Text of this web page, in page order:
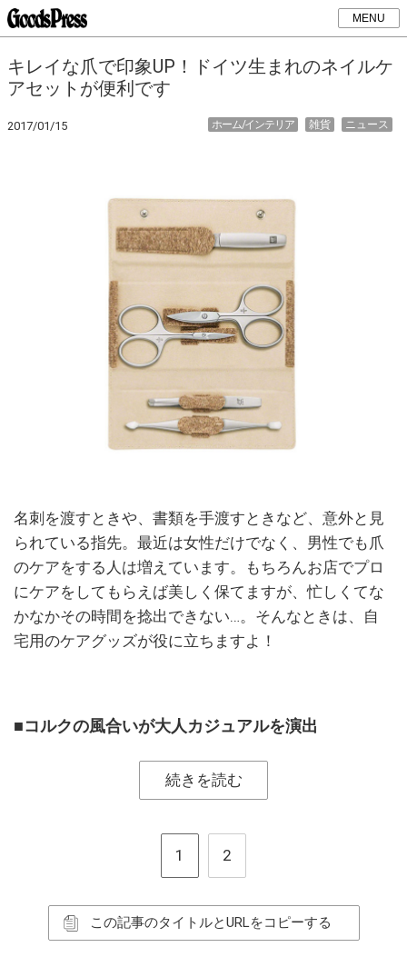
MENU
キレイな爪で印象UP！ドイツ生まれのネイルケ
アセットが便利です
2017/01/15 ニュース
雑貨
ホーム/インテリア
名刺を渡すときや、書類を手渡すときなど、意外と見
られている指先。最近は女性だけでなく、男性でも爪
のケアをする人は増えています。もちろんお店でプロ
にケアをしてもらえば美しく保てますが、忙しくてな
かなかその時間を捻出できない…。そんなときは、自
宅用のケアグッズが役に立ちますよ！
■コルクの風合いが大人カジュアルを演出
続きを読む
1 2
この記事のタイトルとURLをコピーする